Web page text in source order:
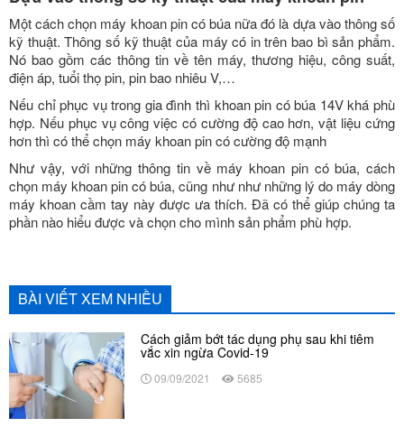
Một cách chọn máy khoan pin có búa nữa đó là dựa vào thông số
kỹ thuật. Thông số kỹ thuật của máy có in trên bao bì sản phẩm.
Nó bao gồm các thông tin về tên máy, thương hiệu, công suất,
điện áp, tuổi thọ pin, pin bao nhiêu V,…
Nếu chỉ phục vụ trong gia đình thì khoan pin có búa 14V khá phù
hợp. Nếu phục vụ công việc có cường độ cao hơn, vật liệu cứng
hơn thì có thể chọn máy khoan pin có cường độ mạnh
Như vậy, với những thông tin về máy khoan pin có búa, cách
chọn máy khoan pin có búa, cũng như như những lý do máy dòng
máy khoan cầm tay này được ưa thích. Đã có thể giúp chúng ta
phần nào hiểu được và chọn cho mình sản phẩm phù hợp.
BÀI VIẾT XEM NHIỀU
Cách giảm bớt tác dụng phụ sau khi tiêm
vắc xin ngừa Covid-19
09/09/2021 5685